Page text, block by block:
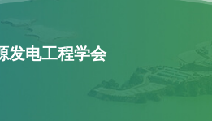
发电工程学会